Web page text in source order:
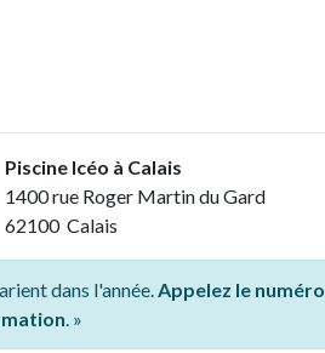
Piscine Icéo à Calais
1400 rue Roger Martin du Gard
62100 Calais
dans l'année.Appelez le numéro
. »